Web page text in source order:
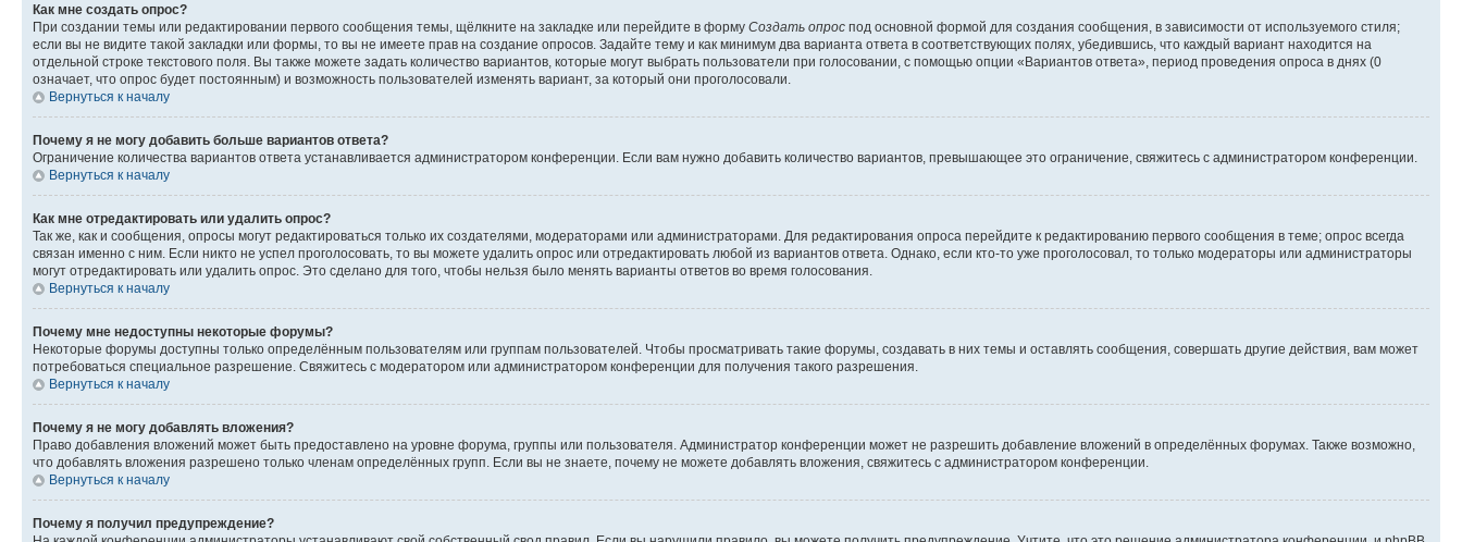
Как мне создать опрос?
При создании темы или редактировании первого сообщения темы, щёлкните на закладке или перейдите в форму Создать опрос под основной формой для создания сообщения, в зависимости от используемого стиля;
если вы не видите такой закладки или формы, то вы не имеете прав на создание опросов. Задайте тему и как минимум два варианта ответа в соответствующих полях, убедившись, что каждый вариант находится на
отдельной строке текстового поля. Вы также можете задать количество вариантов, которые могут выбрать пользователи при голосовании, с помощью опции «Вариантов ответа», период проведения опроса в днях (0
означает, что опрос будет постоянным) и возможность пользователей изменять вариант, за который они проголосовали.
Вернуться к началу
Почему я не могу добавить больше вариантов ответа?
Ограничение количества вариантов ответа устанавливается администратором конференции. Если вам нужно добавить количество вариантов, превышающее это ограничение, свяжитесь с администратором конференции.
Вернуться к началу
Как мне отредактировать или удалить опрос?
Так же, как и сообщения, опросы могут редактироваться только их создателями, модераторами или администраторами. Для редактирования опроса перейдите к редактированию первого сообщения в теме; опрос всегда
связан именно с ним. Если никто не успел проголосовать, то вы можете удалить опрос или отредактировать любой из вариантов ответа. Однако, если кто-то уже проголосовал, то только модераторы или администраторы
могут отредактировать или удалить опрос. Это сделано для того, чтобы нельзя было менять варианты ответов во время голосования.
Вернуться к началу
Почему мне недоступны некоторые форумы?
Некоторые форумы доступны только определённым пользователям или группам пользователей. Чтобы просматривать такие форумы, создавать в них темы и оставлять сообщения, совершать другие действия, вам может
потребоваться специальное разрешение. Свяжитесь с модератором или администратором конференции для получения такого разрешения.
Вернуться к началу
Почему я не могу добавлять вложения?
Право добавления вложений может быть предоставлено на уровне форума, группы или пользователя. Администратор конференции может не разрешить добавление вложений в определённых форумах. Также возможно,
что добавлять вложения разрешено только членам определённых групп. Если вы не знаете, почему не можете добавлять вложения, свяжитесь с администратором конференции.
Вернуться к началу
Почему я получил предупреждение?